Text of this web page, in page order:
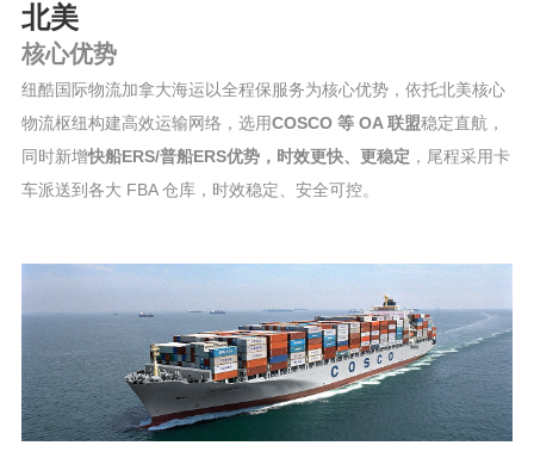
北美
核心优势
纽酷国际物流加拿大海运以全程保服务为核心优势，依托北美核心
物流枢纽构建高效运输网络，选用COSCO 等 OA 联盟稳定直航，
同时新增快船ERS/普船ERS优势，时效更快、更稳定 ，尾程采用卡
车派送到各大 FBA 仓库，时效稳定、安全可控。